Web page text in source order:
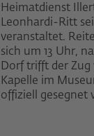
Heimatdienst
Leonhardi-Ritt
veranstaltet.
sich um 13 Uhr,
Dorf trifft der Zug
Kapelle im
offiziell gesegnet